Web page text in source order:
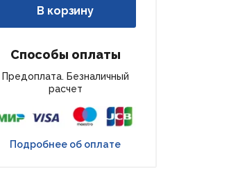
В корзину
Способы оплаты
Предоплата. Безналичный
расчет
Подробнее об оплате